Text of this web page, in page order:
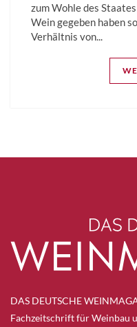
zum Wohle des
Wein gegeben haben
Verhältnis von...
DAS DEUTSCHE
Fachzeitschrift für Weinbau